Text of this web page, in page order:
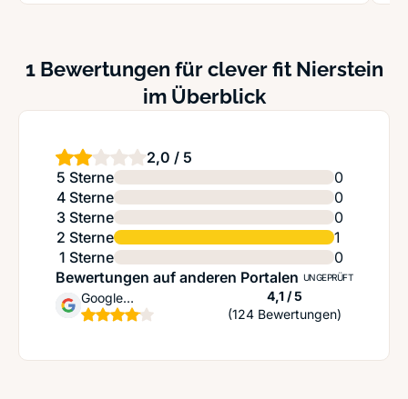
1 Bewertungen für clever fit Nierstein
im Überblick
2,0 / 5
5 Sterne
0
4 Sterne
0
3 Sterne
0
2 Sterne
1
1 Sterne
0
Bewertungen auf anderen Portalen UNGEPRÜFT
Google
Unternehmensprofil
4,1 / 5
(124 Bewertungen)